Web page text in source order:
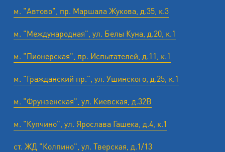
м. "Автово", пр. Маршала Жукова, д.35, к.3
м. "Международная", ул. Белы Куна, д.20, к.1
м. "Пионерская", пр. Испытателей, д.11, к.1
м. "Гражданский пр.", ул. Ушинского, д.25, к.1
м. "Фрунзенская", ул. Киевская, д.32В
м. "Купчино", ул. Ярослава Гашека, д.4, к.1
ст. ЖД "Колпино", ул. Тверская, д.1/13